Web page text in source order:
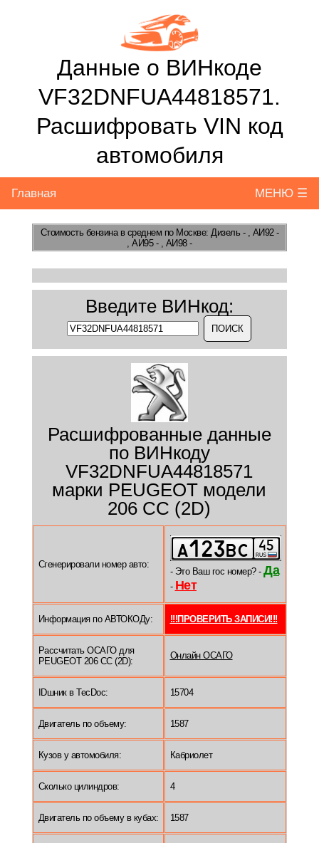
Данные о ВИНкоде
VF32DNFUA44818571.
Расшифровать VIN код
автомобиля
Главная МЕНЮ ☰
Стоимость бензинав среднем по Москве: Дизель - , АИ92 -
, АИ95 - , АИ98 -
Введите ВИНкод:
Расшифрованные данные
по ВИНкоду
VF32DNFUA44818571
марки PEUGEOT модели
206 CC (2D)
Сгенерировали номер авто:
- Это Ваш гос номер? - Да
- Нет
Информация по АВТОКОДу: !!!ПРОВЕРИТЬ ЗАПИСИ!!!
Рассчитать ОСАГО для
PEUGEOT 206 CC (2D):
Онлайн ОСАГО
IDшник в TecDoc: 15704
Двигатель по объему: 1587
Кузов у автомобиля: Кабриолет
Сколько цилиндров: 4
Двигатель по объему в кубах: 1587